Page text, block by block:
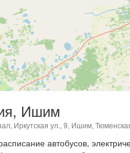
Ишим
Иркутская ул., 9, Ишим,
автобусов,